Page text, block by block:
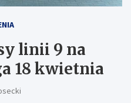
linii 9 na
18 kwietnia